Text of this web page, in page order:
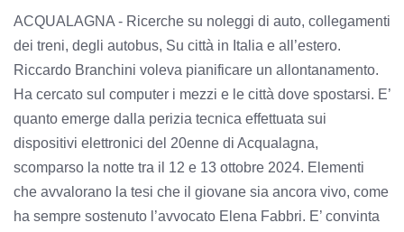
ACQUALAGNA - Ricerche su noleggi di auto, collegamenti
dei treni, degli autobus, Su città in Italia e all’estero.
Riccardo Branchini voleva pianificare un allontanamento.
Ha cercato sul computer i mezzi e le città dove spostarsi. E’
quanto emerge dalla perizia tecnica effettuata sui
dispositivi elettronici del 20enne di Acqualagna,
scomparso la notte tra il 12 e 13 ottobre 2024. Elementi
che avvalorano la tesi che il giovane sia ancora vivo, come
ha sempre sostenuto l’avvocato Elena Fabbri. E’ convinta